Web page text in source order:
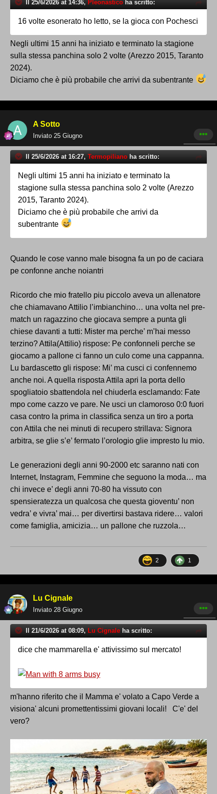
Il 25/6/2026 at 14:36, Pleonastico ha scritto:
16 volte esonerato ho letto, se la gioca con Pochesci
Negli ultimi 15 anni ha iniziato e terminato la stagione
sulla stessa panchina solo 2 volte (Arezzo 2015, Taranto
2024).
Diciamo che è più probabile che arrivi da subentrante
A Sotto
Inviato 25 Giugno
Il 25/6/2026 at 16:27, Termopiliano ha scritto:
Negli ultimi 15 anni ha iniziato e terminato la
stagione sulla stessa panchina solo 2 volte (Arezzo
2015, Taranto 2024).
Diciamo che è più probabile che arrivi da
subentrante
Quando le cose vanno male bisogna fa un po de caciara
pe confonne anche noiantri
Ricordo che mio fratello piu piccolo aveva un allenatore
che chiamavano Attilio l’imbianchino… una volta nel pre-
match un ragazzino che giocava sempre a punta gli
chiese davanti a tutti: Mister ma perche’ m’hai messo
terzino? Attila(Attilio) rispose: Pe confonneli perche se
giocamo a pallone ci fanno un culo come una cappanna.
Lu bardascetto gli rispose: Mi’ ma cusci ci confennemo
anche noi. A quella risposta Attila apri la porta dello
spogliatoio sbattendola nel chiuderla esclamando: Fate
mpo come cazzo ve pare. Ne usci un clamoroso 0:0 fuori
casa contro la prima in classifica senza un tiro a porta
con Attila che nei minuti di recupero strillava: Signora
arbitra, se glie s’e’ fermato l’orologio glie impresto lu mio.
Le generazioni degli anni 90-2000 etc saranno nati con
Internet, Instagram, Femmine che seguono la moda… ma
chi invece e’ degli anni 70-80 ha vissuto con
spensieratezza un qualcosa che questa gioventu’ non
vedra’ e vivra’ mai… per divertirsi bastava ridere… valori
come famiglia, amicizia… un pallone che ruzzola…
2 1
Lu Cignale
Inviato 28 Giugno
Il 21/6/2026 at 08:09, Lu Cignale ha scritto:
dice che mammarella e' attivissimo sul mercato!
m'hanno riferito che il Mamma e' volato a Capo Verde a
visiona' alcuni promettentissimi giovani locali! C'e' del
vero?